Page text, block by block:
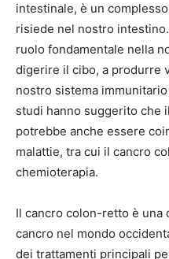
intestinale, è un
risiede nel nostro
ruolo fondamentale nella
digerire il cibo, a produrre
nostro sistema
studi hanno suggerito che
potrebbe anche essere
malattie, tra cui il cancro
chemioterapia.
Il cancro colon-retto è una
cancro nel mondo
dei trattamenti principali